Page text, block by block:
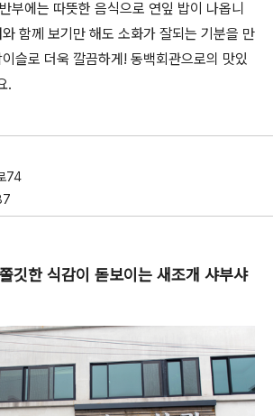
부에는 따뜻한 음식으로 연잎 밥이 나옵니
함께 보기만 해도 소화가 잘되는 기분을 만
슬로 더욱 깔끔하게! 동백회관으로의 맛있
.
74
깃한 식감이 돋보이는 새조개 샤부샤